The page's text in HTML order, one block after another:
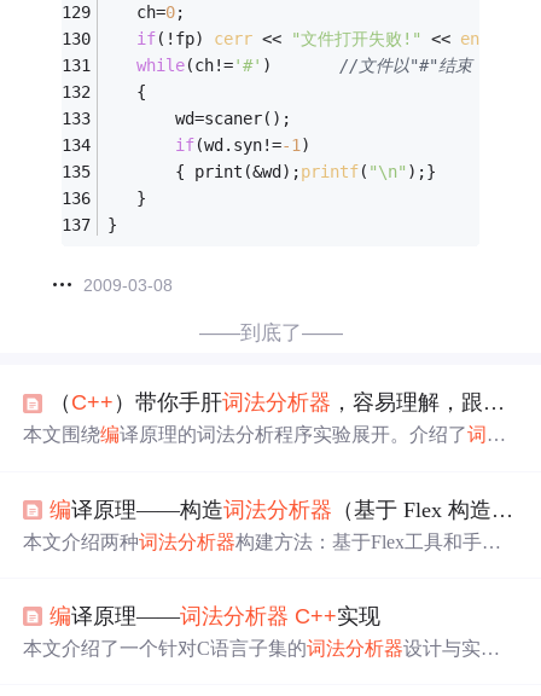
   ch=
0;
if(!fp) cerr << "文件打开失败!" << endl
while(ch!='#'
//文件以"#"结束
   {
	   wd=scaner();
if(wd.syn!=-1 )
	   { print(&wd);
printf( "\n" );}
   }
}
2009-03-08
——到底了——
（ C++ ）带你手肝词法分析器 ，容易理解，跟着思路有手就行
本文围绕编译原理的词法分析程序实验展开。介绍了词法
程，包括种别码表设计、函数设置、核心scan函数等，还
提及了注意事项和心得体会，并给出源代码。
编译原理——构造词法分析器 （基于 Flex 构造和手工构造）
本文介绍两种词法分析器构建方法：基于Flex工具和手工
编译原理——词法分析器 C++实现
本文介绍了一个针对C语言子集的词法分析器设计与实